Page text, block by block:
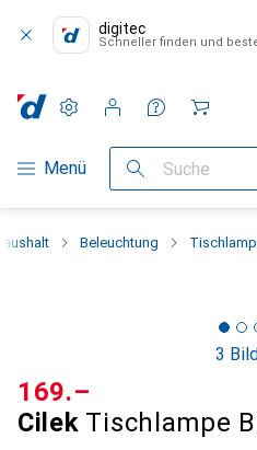
digitec
Schneller finden und
Navigation nach Kategorien
Menü Suche
Einstellungen
Kundenkonto
Vergleichslisten
Merklisten
Warenkorb
Beleuchtung
3
Cilek Tischlampe
CHF
169.–